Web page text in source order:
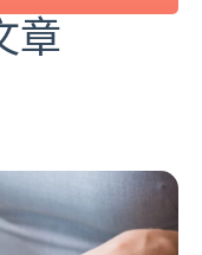
章